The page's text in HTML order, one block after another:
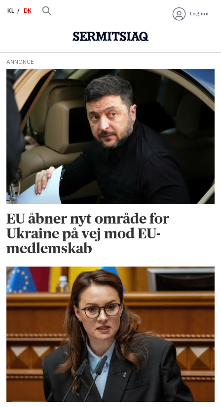
KL DK Log ind
Tag:
ukraine
ANNONCE
EU åbner nyt område for
Ukraine på vej mod EU-
medlemskab